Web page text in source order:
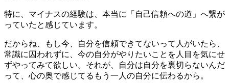
特に、マイナスの経験は、本当に「自己信頼への道」へ繋が
っていたと感じています。
だからね、もし今、自分を信頼できてないって人がいたら、
常識に囚われずに、今の自分がやりたいことを人目を気にせ
ずやってみて欲しい。それが、自分は自分を裏切らないんだ
って、心の奥で感じてるもう一人の自分に伝わるから。